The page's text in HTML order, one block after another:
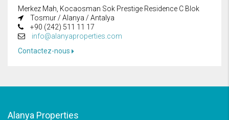
Merkez Mah, Kocaosman Sok Prestige Residence C Blok
Tosmur / Alanya / Antalya
+90 (242) 511 11 17
info@alanyaproperties.com
Contactez-nous
Alanya Properties